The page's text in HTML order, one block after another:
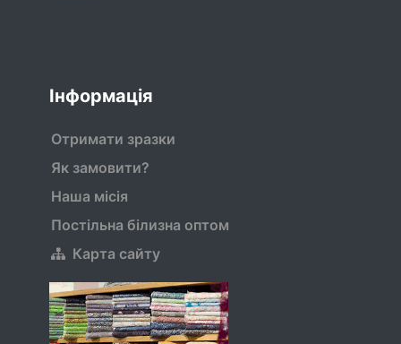
Інформація
Отримати зразки
Як замовити?
Наша місія
Постільна білизна оптом
Карта сайту